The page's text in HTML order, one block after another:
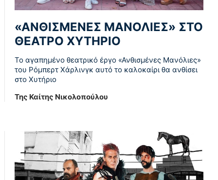
«ΑΝΘΙΣΜΕΝΕΣ ΜΑΝΟΛΙΕΣ» ΣΤΟ
ΘΕΑΤΡΟ ΧΥΤΗΡΙΟ
Το αγαπημένο θεατρικό έργο «Ανθισμένες Μανόλιες»
του Ρόμπερτ Χάρλινγκ αυτό το καλοκαίρι θα ανθίσει
στο Χυτήριο
Της Καίτης Νικολοπούλου